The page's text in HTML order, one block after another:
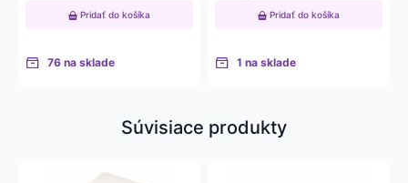
Pridať do košíka
76 na sklade
Pridať do košíka
1 na sklade
Súvisiace produkty